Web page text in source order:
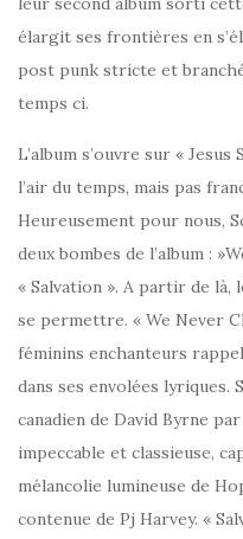
élargit ses frontières en
post punk stricte et
temps ci.
L’album s’ouvre sur «
l’air du temps, mais pas
Heureusement pour nous,
deux bombes de l’album :
« Salvation ». A partir de
se permettre. « We Never
féminins enchanteurs
dans ses envolées lyriques.
canadien de David Byrne
impeccable et classieuse,
mélancolie lumineuse de
contenue de Pj Harvey. «